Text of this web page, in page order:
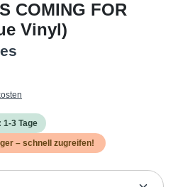
You
COMING FOR
Vinyl)
3 Tage
– schnell zugreifen!
gewünschten Wert ein